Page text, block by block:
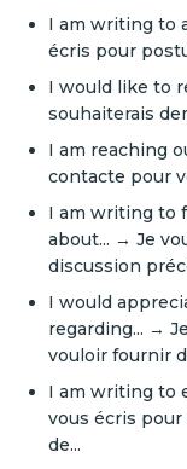
I am writing to
écris pour
I would like to
souhaiterais
I am reaching
contacte pour
I am writing to
about... → Je
discussion
I would
regarding... →
vouloir fournir
I am writing to
vous écris
de...